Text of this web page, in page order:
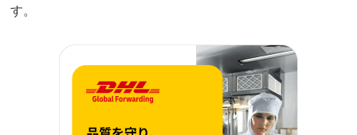
す。